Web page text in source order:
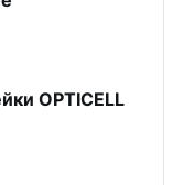
OPTICELL